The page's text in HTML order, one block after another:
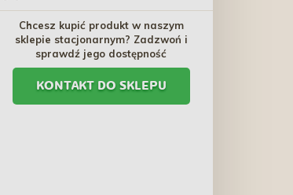
Chcesz kupić produkt w naszym
sklepie stacjonarnym? Zadzwoń i
sprawdź jego dostępność
KONTAKT DO SKLEPU